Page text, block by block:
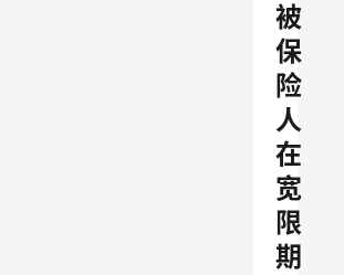
被
保
险
人
在
宽
限
期